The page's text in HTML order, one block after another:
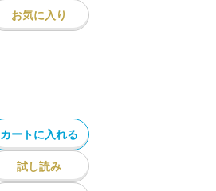
お気に入り
カートに入れる
試し読み